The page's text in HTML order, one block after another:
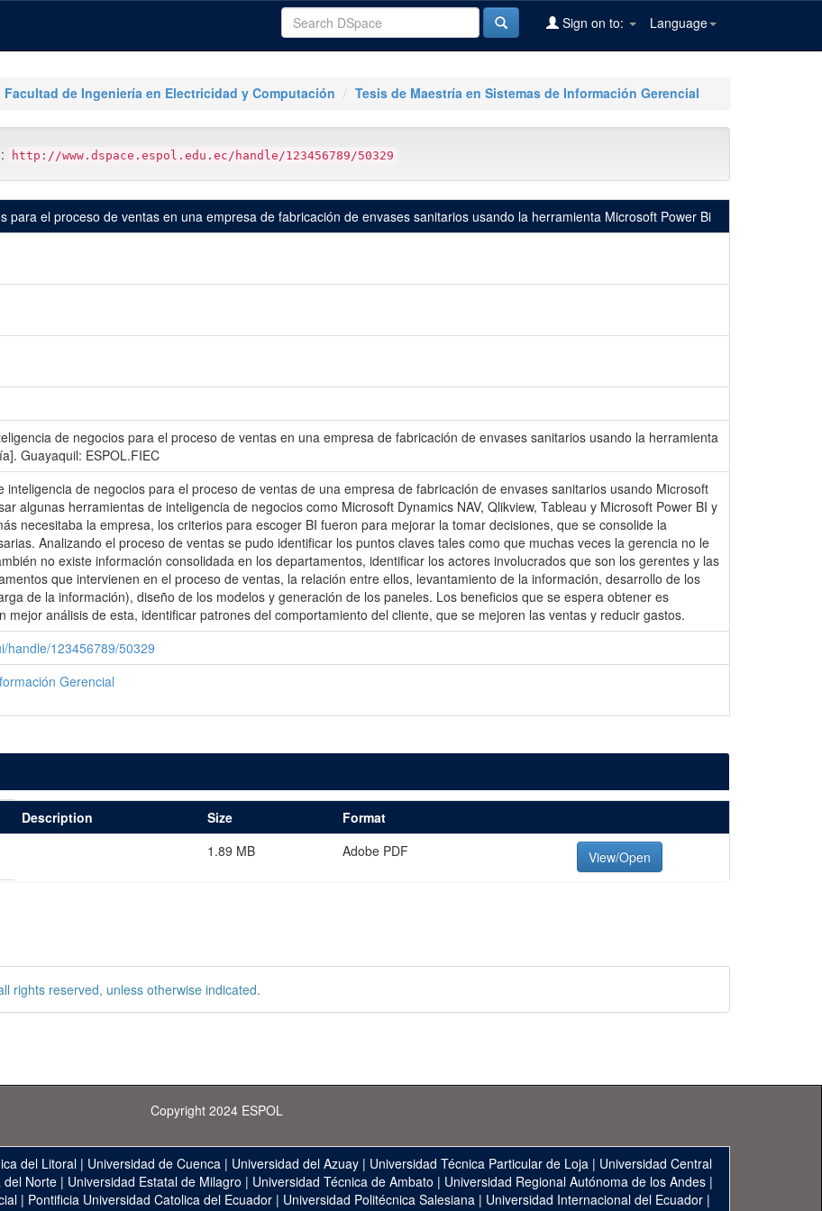
Language
Sign on to:
Facultad de Ingeniería en Electricidad y Computación Tesis de Maestría en Sistemas de Información Gerencial
http://www.dspace.espol.edu.ec/handle/123456789/50329
para el proceso de ventas en una empresa de fabricación de envases sanitarios usando la herramienta Microsoft Power Bi
de negocios para el proceso de ventas en una empresa de fabricación de envases sanitarios usando la herramienta
Guayaquil: ESPOL.FIEC
inteligencia de negocios para el proceso de ventas de una empresa de fabricación de envases sanitarios usando Microsoft
algunas herramientas de inteligencia de negocios como Microsoft Dynamics NAV, Qlikview, Tableau y Microsoft Power BI y
necesitaba la empresa, los criterios para escoger BI fueron para mejorar la tomar decisiones, que se consolide la
Analizando el proceso de ventas se pudo identificar los puntos claves tales como que muchas veces la gerencia no le
no existe información consolidada en los departamentos, identificar los actores involucrados que son los gerentes y las
que intervienen en el proceso de ventas, la relación entre ellos, levantamiento de la información, desarrollo de los
de la información), diseño de los modelos y generación de los paneles. Los beneficios que se espera obtener es
mejor análisis de esta, identificar patrones del comportamiento del cliente, que se mejoren las ventas y reducir gastos.
handle/123456789/50329
Gerencial
Description Size
Format
1.89 MB Adobe PDF View/Open
rights reserved, unless otherwise indicated.
Copyright 2024 ESPOL
del Litoral | Universidad de Cuenca | Universidad del Azuay | Universidad Técnica Particular de Loja | Universidad Central
del Norte| Universidad Estatal de Milagro | Universidad Técnica de Ambato | Universidad Regional Autónoma de los Andes|
| Pontificia Universidad Catolica del Ecuador| Universidad Politécnica Salesiana| Universidad Internacional del Ecuador|